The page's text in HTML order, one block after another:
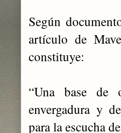
Según
artículo de
constituye:
“Una base de
envergadura y
para la escucha